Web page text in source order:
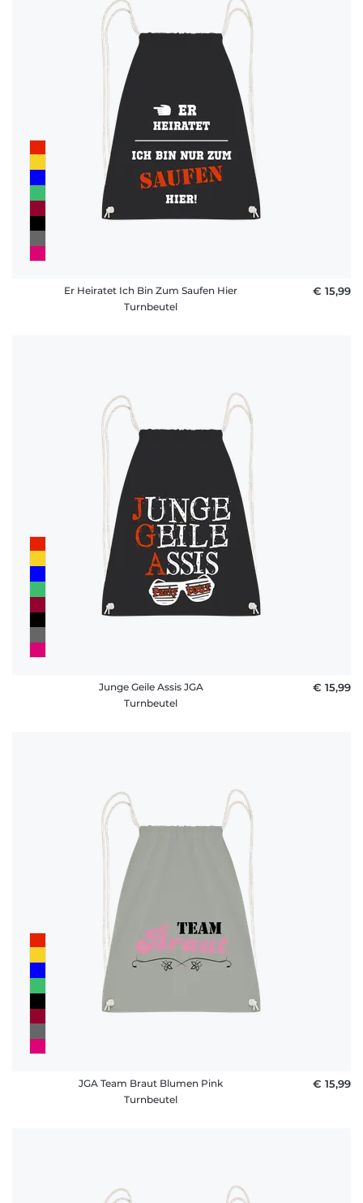
Er Heiratet Ich Bin Zum Saufen Hier
Turnbeutel
€ 15,99
Junge Geile Assis JGA
Turnbeutel
€ 15,99
JGA Team Braut Blumen Pink
Turnbeutel
€ 15,99